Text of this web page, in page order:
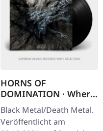
HORNS OF
DOMINATION · Where
Voices Leave No Echo
| BLACK LP
Black Metal/Death Metal.
Veröffentlicht am